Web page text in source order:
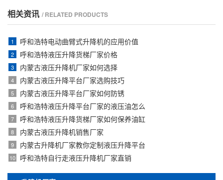
相关资讯 / RELATED PRODUCTS
1 呼和浩特电动曲臂式升降机的应用价值
2 呼和浩特液压升降货梯厂家价格
3 内蒙古液压升降机厂家如何选择
4 内蒙古液压升降平台厂家选购技巧
5 内蒙古液压升降平台厂家如何防锈
6 呼和浩特液压升降平台厂家的液压油怎么
7 呼和浩特液压升降货梯厂家如何保养油缸
8 内蒙古液压升降机销售厂家
9 内蒙古升降机厂家教你定制液压升降平台
10 呼和浩特自行走液压升降机厂家直销